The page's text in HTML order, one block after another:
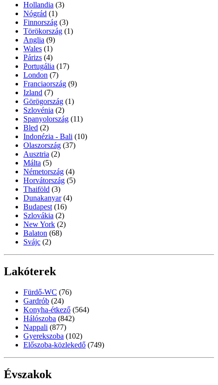
Hollandia (3)
Nógrád (1)
Finnország (3)
Törökország (1)
Anglia (9)
Wales (1)
Párizs (4)
Portugália (17)
London (7)
Franciaország (9)
Izland (7)
Görögország (1)
Szlovénia (2)
Spanyolország (11)
Bled (2)
Indonézia - Bali (10)
Olaszország (37)
Ausztria (2)
Málta (5)
Németország (4)
Horvátország (5)
Thaiföld (3)
Dunakanyar (4)
Budapest (16)
Szlovákia (2)
New York (2)
Balaton (68)
Svájc (2)
Lakóterek
Fürdő-WC (76)
Gardrób (24)
Konyha-étkező (564)
Hálószoba (842)
Nappali (877)
Gyerekszoba (102)
Előszoba-közlekedő (749)
Évszakok